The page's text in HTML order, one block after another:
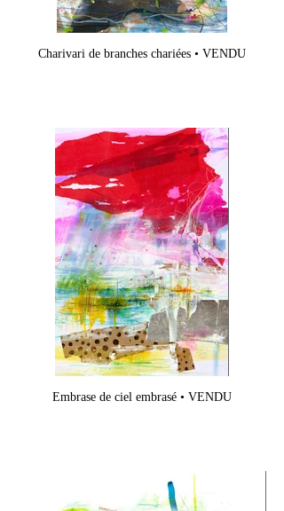
Charivari de branches chariées • VENDU
Embrase de ciel embrasé • VENDU